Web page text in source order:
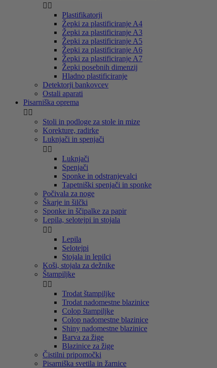
 
Plastifikatorji
Žepki za plastificiranje A4
Žepki za plastificiranje A3
Žepki za plastificiranje A5
Žepki za plastificiranje A6
Žepki za plastificiranje A7
Žepki posebnih dimenzij
Hladno plastificiranje
Detektorji bankovcev
Ostali aparati
Pisarniška oprema
 
Stoli in podloge za stole in mize
Korekture, radirke
Luknjači in spenjači
 
Luknjači
Spenjači
Sponke in odstranjevalci
Tapetniški spenjači in sponke
Počivala za noge
Škarje in šilčki
Sponke in ščipalke za papir
Lepila, selotejpi in stojala
 
Lepila
Selotejpi
Stojala in lepilci
Koši, stojala za dežnike
Štampiljke
 
Trodat štampiljke
Trodat nadomestne blazinice
Colop štampiljke
Colop nadomestne blazinice
Shiny nadomestne blazinice
Barva za žige
Blazinice za žige
Čistilni pripomočki
Pisarniška svetila in žarnice